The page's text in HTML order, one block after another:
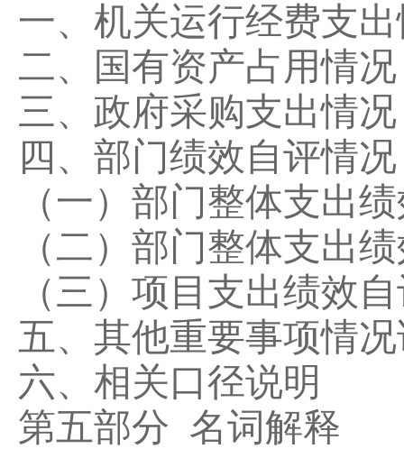
一、机关运行经费支
二、国有资产占用情况
三、政府采购支出情况
四、部门绩效自评情况
（一）部门整体支出
（二）部门整体支出
（三）项目支出绩效
五、其他重要事项情
六、相关口径说明
第五部分 名词解释